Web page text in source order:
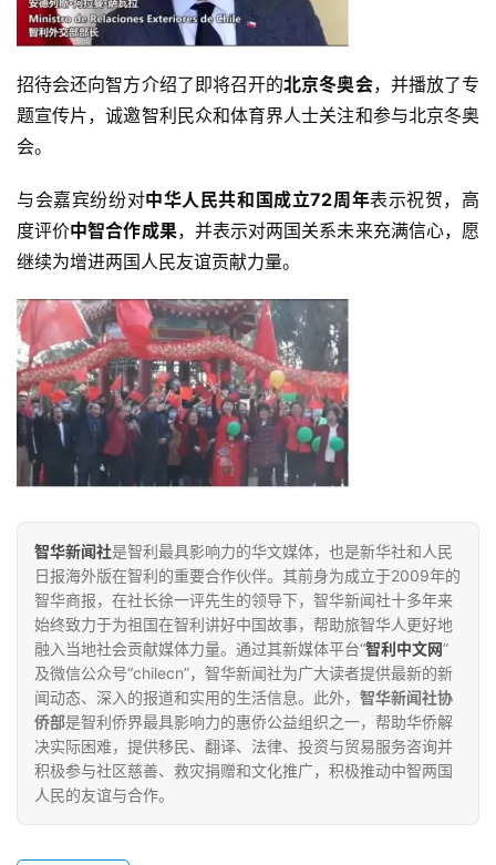
招待会还向智方介绍了即将召开的北京冬奥会，并播放了专
题宣传片，诚邀智利民众和体育界人士关注和参与北京冬奥
会。
与会嘉宾纷纷对中华人民共和国成立72周年表示祝贺，高
度评价中智合作成果，并表示对两国关系未来充满信心，愿
继续为增进两国人民友谊贡献力量。
智华新闻社是智利最具影响力的华文媒体，也是新华社和人民
日报海外版在智利的重要合作伙伴。其前身为成立于2009年的
智华商报，在社长徐一评先生的领导下，智华新闻社十多年来
始终致力于为祖国在智利讲好中国故事，帮助旅智华人更好地
融入当地社会贡献媒体力量。通过其新媒体平台“智利中文网”
及微信公众号“chilecn”，智华新闻社为广大读者提供最新的新
闻动态、深入的报道和实用的生活信息。此外， 智华新闻社协
侨部是智利侨界最具影响力的惠侨公益组织之一，帮助华侨解
决实际困难，提供移民、翻译、法律、投资与贸易服务咨询并
积极参与社区慈善、救灾捐赠和文化推广，积极推动中智两国
人民的友谊与合作。